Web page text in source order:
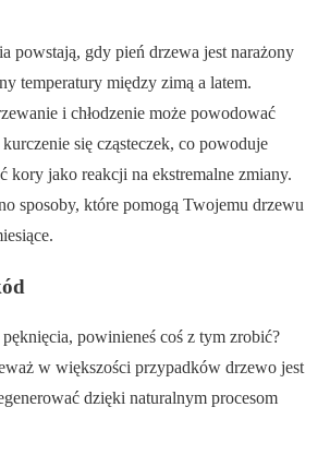
powstają, gdy pień drzewa jest narażony
temperatury między zimą a latem.
i chłodzenie może powodować
się cząsteczek, co powoduje
kory jako reakcji na ekstremalne zmiany.
sposoby, które pomogą Twojemu drzewu
powinieneś coś z tym zrobić?
w większości przypadków drzewo jest
dzięki naturalnym procesom